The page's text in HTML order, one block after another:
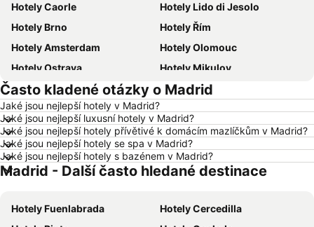
Hotely Caorle
Hotely Lido di Jesolo
Hotely Brno
Hotely Řím
Hotely Amsterdam
Hotely Olomouc
Hotely Ostrava
Hotely Mikulov
Hotely Hurghada
Hotely Znojmo
Hotely Kolobrzeg
Hotely Nice
Hotely Verona
Hotely České Budějovice
Hotely Manavgat
Hotely Český Krumlov
Hotely Krkonoše
Hotely Polsko
Hotely Albánie
Často kladené otázky o Madrid
Jaké jsou nejlepší hotely v Madrid?
Jaké jsou nejlepší luxusní hotely v Madrid?
Jaké jsou nejlepší hotely přívětivé k domácím mazlíčkům v Madrid?
Jaké jsou nejlepší hotely se spa v Madrid?
Jaké jsou nejlepší hotely s bazénem v Madrid?
Madrid - Další často hledané destinace
Hotely Fuenlabrada
Hotely Cercedilla